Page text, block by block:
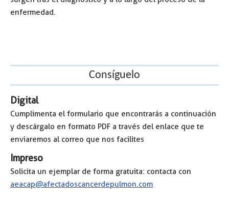
enfermedad.
Consíguelo
Digital
Cumplimenta el formulario que encontrarás a continuación
y descárgalo en formato PDF a través del enlace que te
enviaremos al correo que nos facilites
Impreso
Solicita un ejemplar de forma gratuita: contacta con
aeacap@afectadoscancerdepulmon.com